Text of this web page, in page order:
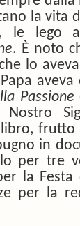
la vita
le lego
. È noto
lo
Passione
frutto
in
per tre
la
per la